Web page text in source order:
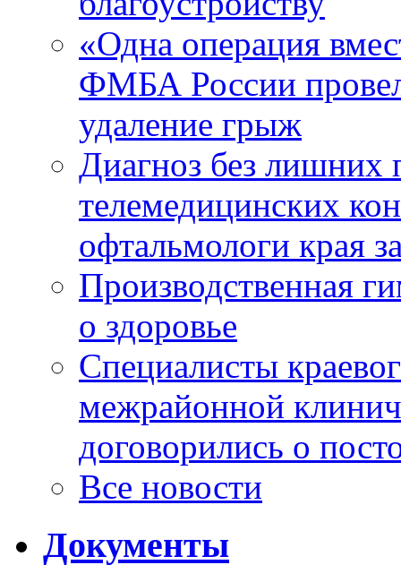
«Одна операция
ФМБА России
удаление грыж
Диагноз без лишних
телемедицинских
офтальмологи края
Производственная
о здоровье
Специалисты
межрайонной
договорились о
Все новости
Документы